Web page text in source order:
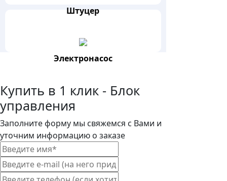
Штуцер
Электронасос
Купить в 1 клик - Блок
управления
Заполните форму мы свяжемся с Вами и
уточним информацию о заказе